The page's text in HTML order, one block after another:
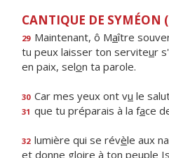
CANTIQUE DE SYMÉON
29 Maintenant, ô Maître
tu peux laisser ton serviteur
en paix, selon ta parole.
30 Car mes yeux ont vu le
31 que tu préparais à la face
32 lumière qui se révèle aux
et donne gloire à ton peuple